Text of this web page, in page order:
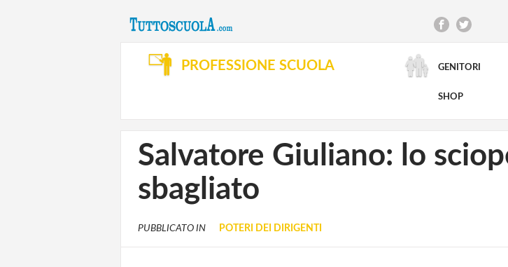
PROFESSIONE SCUOLA GENITORI
SHOP
RICERCA
Salvatore Giuliano: lo
sbagliato
PUBBLICATO IN POTERI DEI DIRIGENTI